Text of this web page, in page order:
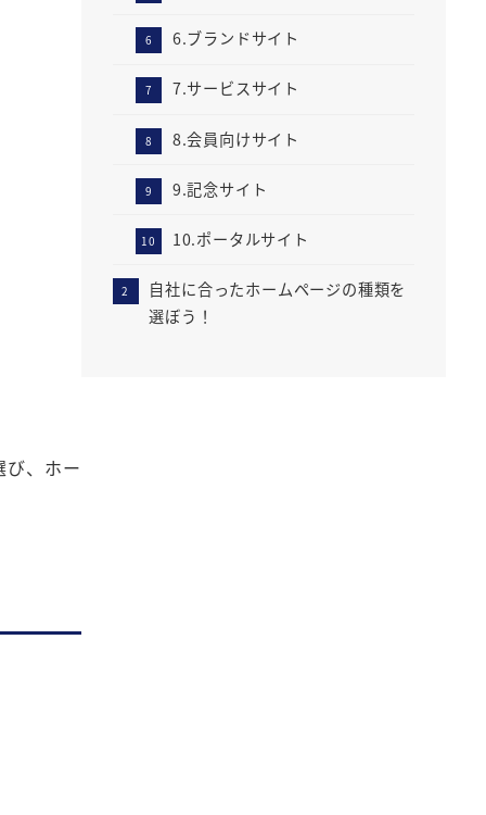
、ホー
6.ブランドサイト
7.サービスサイト
8.会員向けサイト
9.記念サイト
10.ポータルサイト
自社に合ったホームページの種類を
選ぼう！